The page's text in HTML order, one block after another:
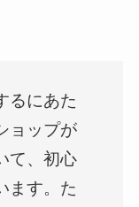
るにあた
ョップが
て、初心
ます。た